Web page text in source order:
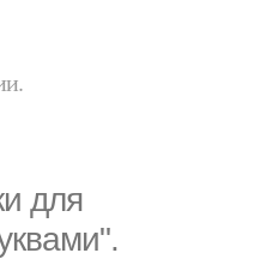
для